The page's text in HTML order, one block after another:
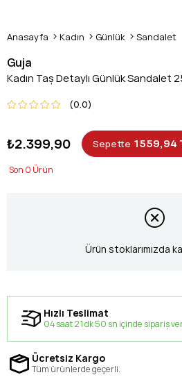
Anasayfa Kadın Günlük Sandalet
Guja
Kadın Taş Detaylı Günlük Sandalet
0.0
₺2.399,90 Sepette 1559,94
0
Ürün stoklarımızda
Hızlı Teslimat
04 saat 21 dk 50 sn içinde sipariş
Ücretsiz Kargo
Tüm ürünlerde geçerli.